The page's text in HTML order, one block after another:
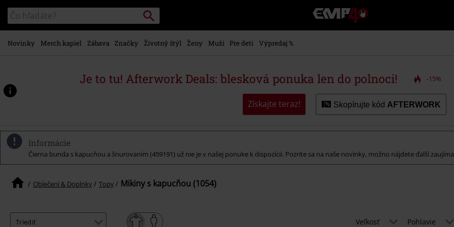
na
hlavný
obsah
Katalóg
vyhľadávania
Vyhľadávanie
EMP
-
Hudba,
Merch
hráčov,
Alternatívna
Novinky Merch kapiel Zábava Značky Životný štýl Ženy Muži Pre deti Výpredaj %
Je to tu! Afterwork Deals: blesková ponuka len do polnoci! -15%
Získajte teraz! Skopírujte kód AFTERWORK
Informácie
Čierna bunda s kapucňou a šnurovaním (459191) už nie je v našej ponuke k dispozícii. Pozrite sa na naše novinky, možno nájdete ďalší
Oblečení & Doplnky Topy Mikiny s kapucňou (1054)
Veľkosť Pohlavie